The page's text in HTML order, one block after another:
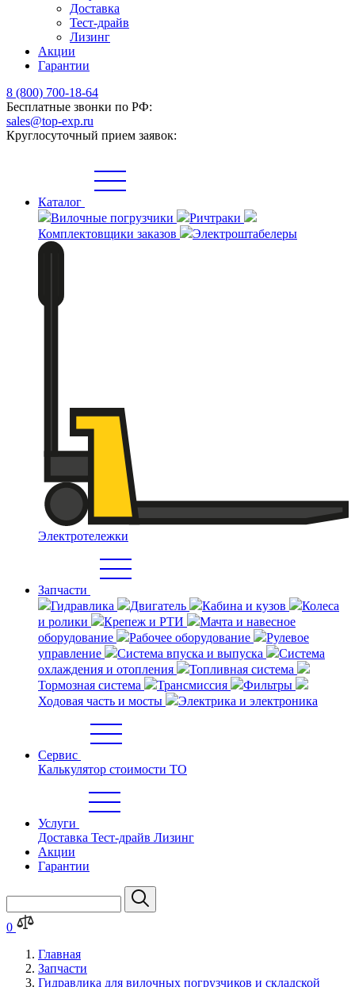
Доставка
Тест-драйв
Лизинг
Акции
Гарантии
8 (800) 700-18-64
Бесплатные звонки по РФ:
sales@top-exp.ru
Круглосуточный прием заявок:
Каталог
Вилочные погрузчики
Ричтраки
Комплектовщики заказов
Электроштабелеры
Электротележки
Запчасти
Гидравлика
Двигатель Кабина и кузов
Колеса
и ролики
Крепеж и РТИ
Мачта и навесное
оборудование
Рабочее оборудование
Рулевое
управление
Система впуска и выпуска
Система
охлаждения и отопления
Топливная система
Тормозная система
Трансмиссия
Фильтры
Ходовая часть и мосты
Электрика и электроника
Сервис
Калькулятор стоимости ТО
Услуги
Доставка Тест-драйв Лизинг
Акции
Гарантии
0
Главная
Запчасти
Гидравлика для вилочных погрузчиков и складской